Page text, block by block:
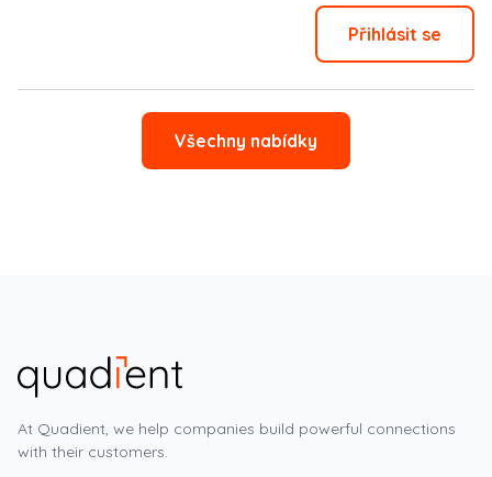
Přihlásit se
Všechny nabídky
At Quadient, we help companies build powerful connections
with their customers.